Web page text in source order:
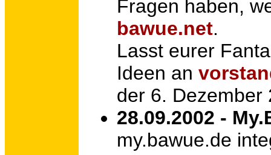
Fragen haben,
bawue.net.
Lasst eurer
Ideen an
der 6. Dezember
28.09.2002 -
my.bawue.de